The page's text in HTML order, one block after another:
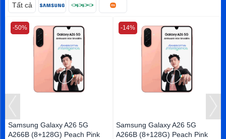
Tất cả
Samsung Galaxy A26 5G
A266B (8+128G) Peach Pink
-50%
Samsung Galaxy A26 5G
A266B (8+128G) Peach Pink
-14%